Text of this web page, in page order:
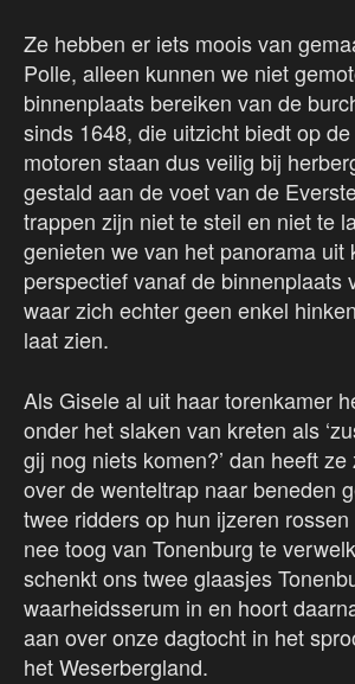
Ze hebben er iets moois van
Polle, alleen kunnen we niet
binnenplaats bereiken van de
sinds 1648, die uitzicht biedt op
motoren staan dus veilig bij
gestald aan de voet van de
trappen zijn niet te steil en niet te
genieten we van het panorama uit
perspectief vanaf de binnenplaats
waar zich echter geen enkel
laat zien.
Als Gisele al uit haar torenkamer
onder het slaken van kreten als
gij nog niets komen?’ dan heeft
over de wenteltrap naar beneden
twee ridders op hun ijzeren
nee toog van Tonenburg te
schenkt ons twee glaasjes
waarheidsserum in en hoort
aan over onze dagtocht in het
het Weserbergland.